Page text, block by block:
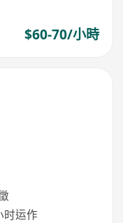
$60-70/小時
时运作